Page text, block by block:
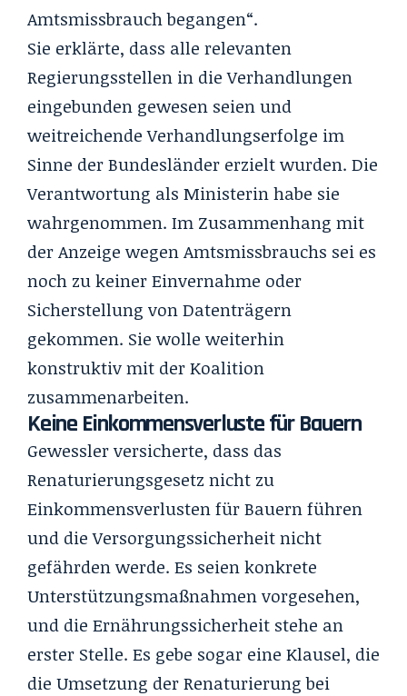
Amtsmissbrauch begangen“.
Sie erklärte, dass alle relevanten
Regierungsstellen in die Verhandlungen
eingebunden gewesen seien und
weitreichende Verhandlungserfolge im
Sinne der Bundesländer erzielt wurden. Die
Verantwortung als Ministerin habe sie
wahrgenommen. Im Zusammenhang mit
der Anzeige wegen Amtsmissbrauchs sei es
noch zu keiner Einvernahme oder
Sicherstellung von Datenträgern
gekommen. Sie wolle weiterhin
konstruktiv mit der Koalition
zusammenarbeiten.
Keine Einkommensverluste für Bauern
Gewessler versicherte, dass das
Renaturierungsgesetz nicht zu
Einkommensverlusten für Bauern führen
und die Versorgungssicherheit nicht
gefährden werde. Es seien konkrete
Unterstützungsmaßnahmen vorgesehen,
und die Ernährungssicherheit stehe an
erster Stelle. Es gebe sogar eine Klausel, die
die Umsetzung der Renaturierung bei